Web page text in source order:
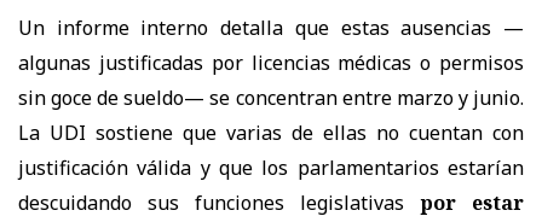
Un informe interno detalla que estas ausencias —
algunas justificadas por licencias médicas o permisos
sin goce de sueldo— se concentran entre marzo y junio.
La UDI sostiene que varias de ellas no cuentan con
justificación válida y que los parlamentarios estarían
descuidando sus funciones legislativas por estar